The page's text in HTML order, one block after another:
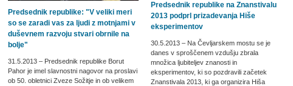
Predsednik republike: "V veliki meri
so se zaradi vas za ljudi z motnjami v
duševnem razvoju stvari obrnile na
bolje"
31.5.2013 – Predsednik republike Borut
Pahor je imel slavnostni nagovor na proslavi
ob 50. obletnici Zveze Sožitje in ob velikem
Predsednik republike na Znanstivalu
2013 podprl prizadevanja Hiše
eksperimentov
30.5.2013 – Na Čevljarskem mostu se je
danes v sproščenem vzdušju zbrala
množica ljubiteljev znanosti in
eksperimentov, ki so pozdravili začetek
Znanstivala 2013, ki ga organizira Hiša